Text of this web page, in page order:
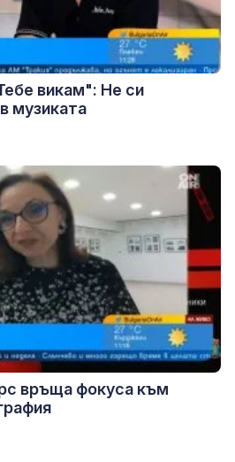
викам": Не си
музиката
връща фокуса към